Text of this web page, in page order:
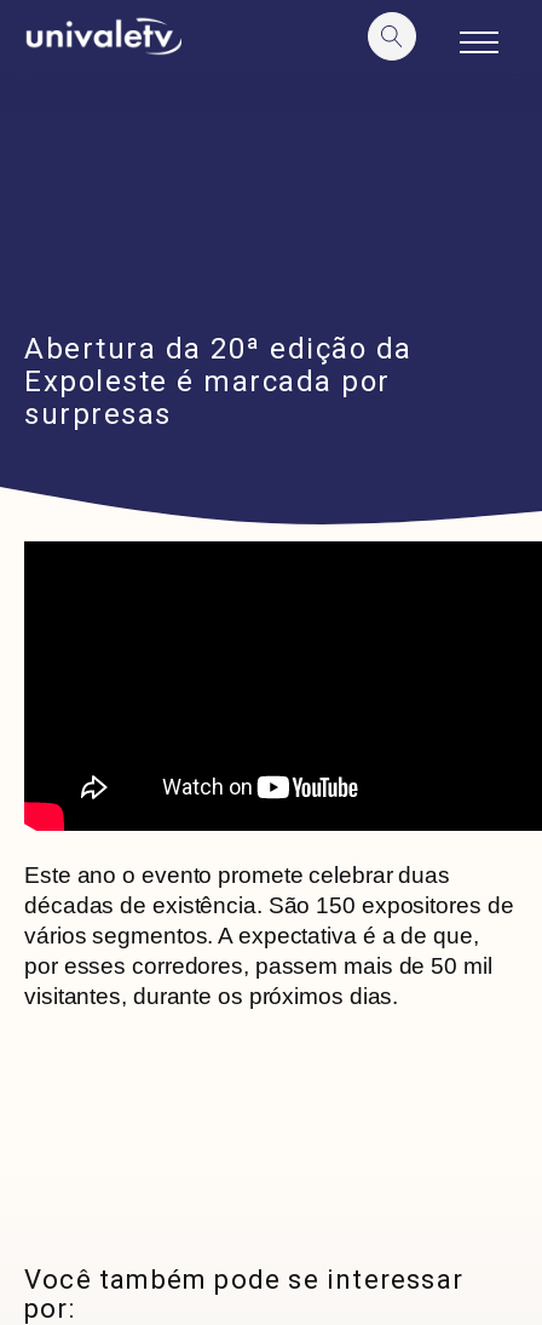
conteúdo
Abertura da 20ª edição da
Expoleste é marcada por
surpresas
Este ano o evento promete celebrar duas
décadas de existência. São 150 expositores de
vários segmentos. A expectativa é a de que,
por esses corredores, passem mais de 50 mil
visitantes, durante os próximos dias.
Você também pode se interessar
por: